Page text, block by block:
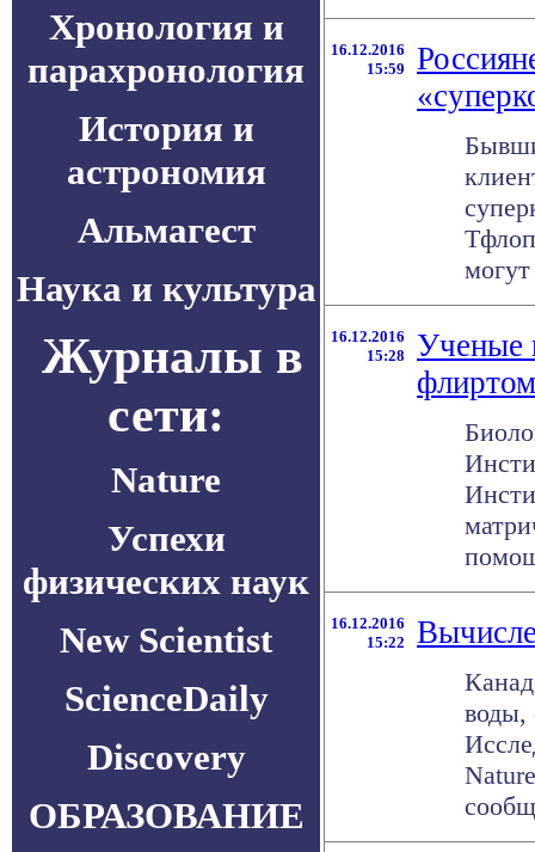
Хронология и
парахронология
История и
астрономия
Альмагест
Наука и культура
Журналы в
сети:
Nature
Успехи
физических наук
New Scientist
ScienceDaily
Discovery
ОБРАЗОВАНИЕ
16.12.2016
15:59
16.12.2016
15:28
Ученые
флиртом
16.12.2016
15:22
воды,